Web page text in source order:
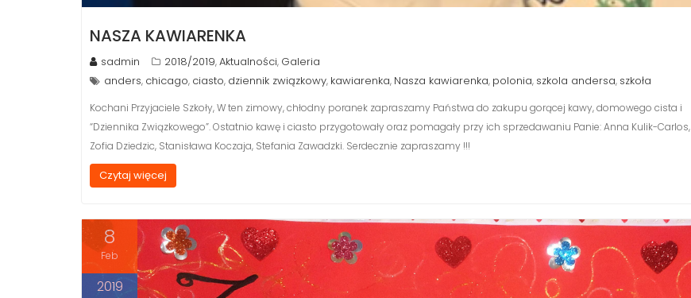
NASZA KAWIARENKA
sadmin 2018/2019,Aktualności, Galeria
anders, chicago, ciasto, dziennik związkowy, kawiarenka, Nasza kawiarenka, polonia, szkola andersa, szkoła
Kochani Przyjaciele Szkoły, W ten zimowy, chłodny poranek zapraszamy Państwa do zakupu gorącej kawy, domowego cista i
“Dziennika Związkowego”. Ostatnio kawę i ciasto przygotowały oraz pomagały przy ich sprzedawaniu Panie: Anna Kulik-Carlos,
Zofia Dziedzic, Stanisława Koczaja, Stefania Zawadzki. Serdecznie zapraszamy !!!
Czytaj więcej
8
Feb
2019